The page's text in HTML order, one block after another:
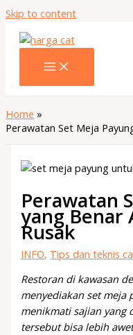
Skip to content
Home
Perawatan Set Meja
Perawatan
yang Benar
Rusak
INFO, Tips dan teknis
Restoran di kawasan
menyediakan set meja
menikmati sajian yang
tersebut bisa lebih